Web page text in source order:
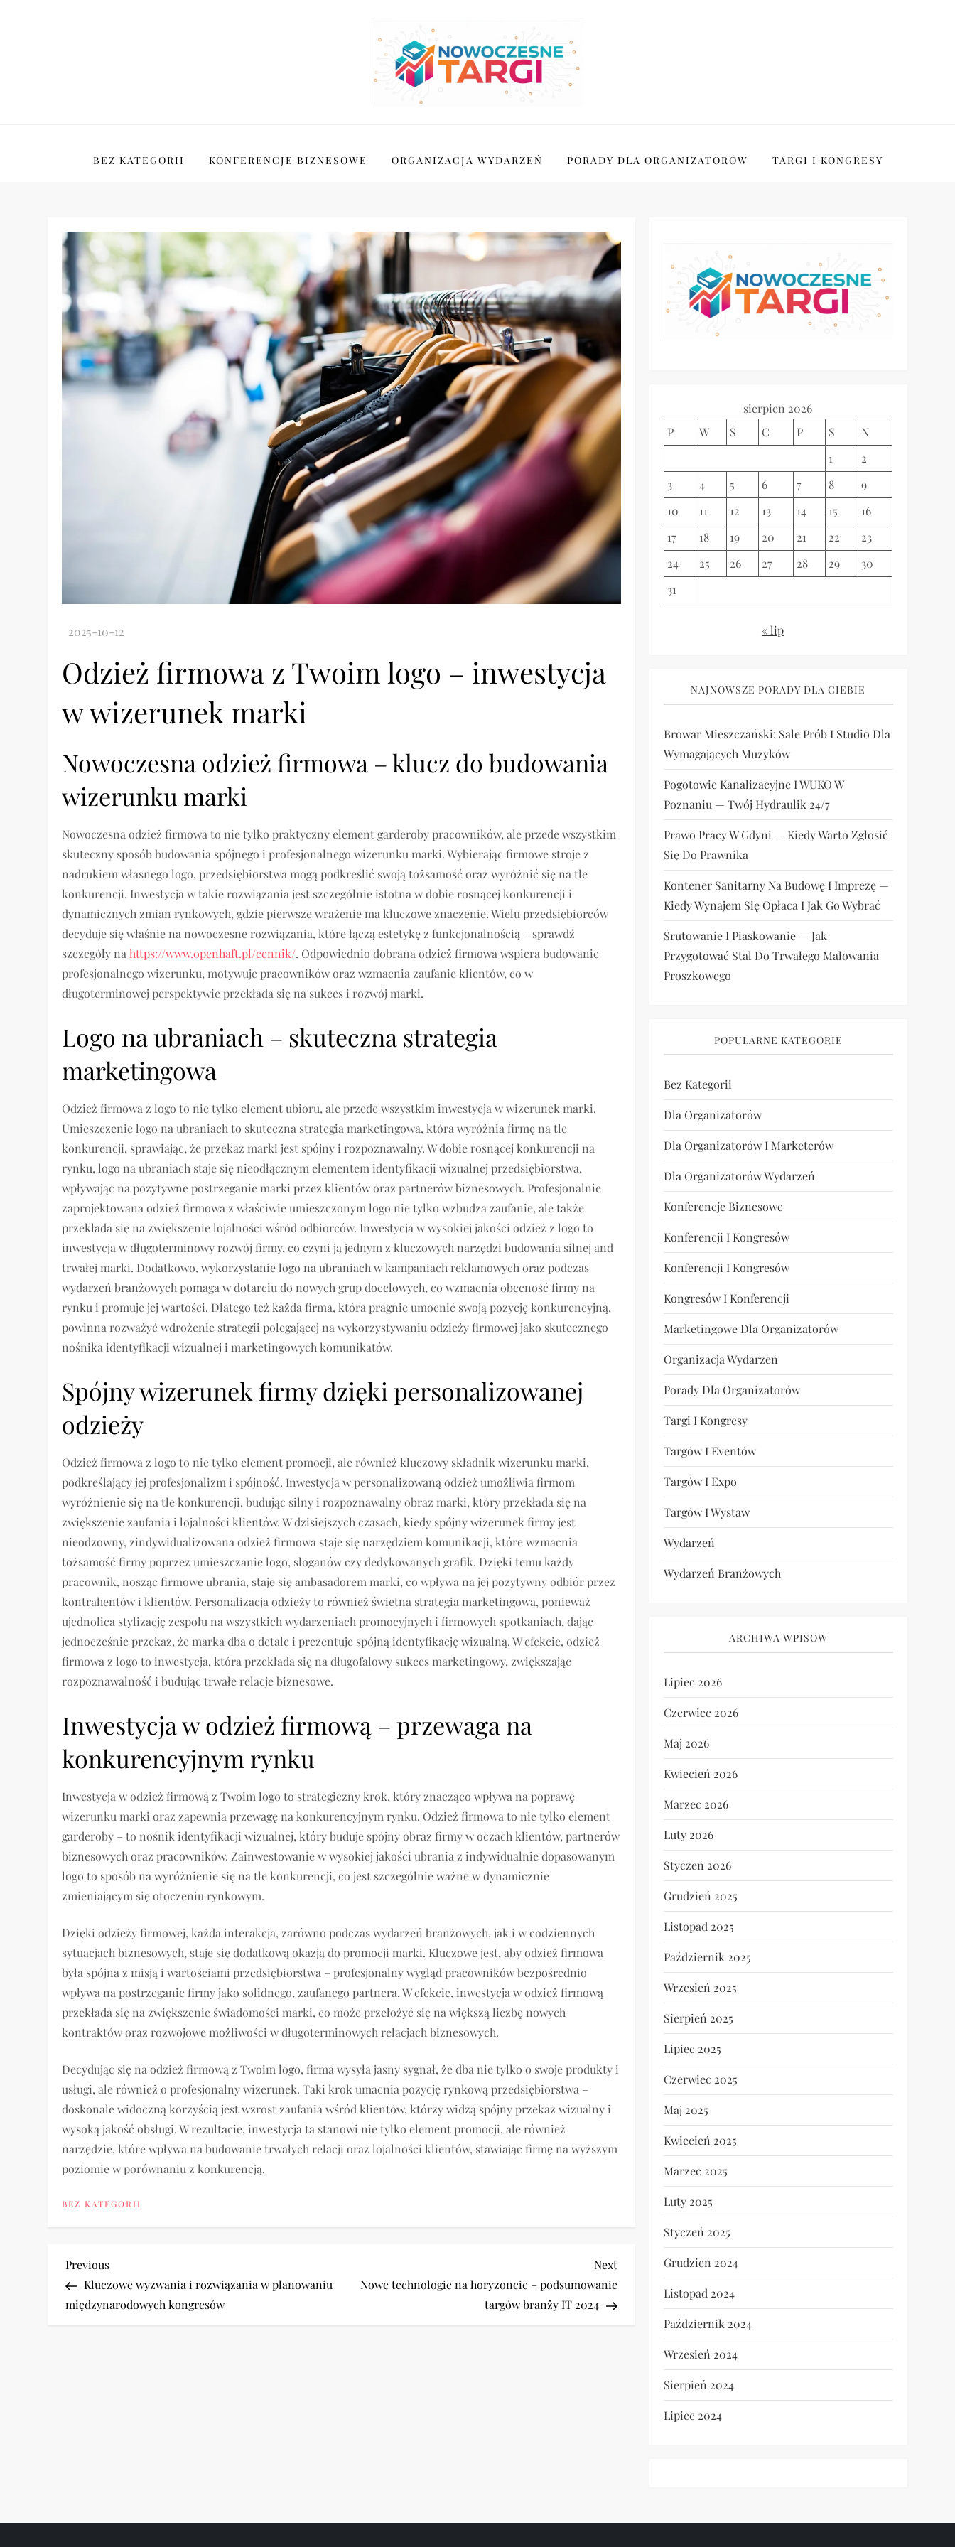
BEZ KATEGORII KONFERENCJE BIZNESOWE ORGANIZACJA WYDARZEŃ PORADY DLA ORGANIZATORÓW TARGI I KONGRESY
Odzież firmowa z Twoim logo – inwestycja
w wizerunek marki
Nowoczesna odzież firmowa – klucz do budowania
wizerunku marki
Nowoczesna odzież firmowa to nie tylko praktyczny element garderoby pracowników, ale przede wszystkim
skuteczny sposób budowania spójnego i profesjonalnego wizerunku marki. Wybierając firmowe stroje z
nadrukiem własnego logo, przedsiębiorstwa mogą podkreślić swoją tożsamość oraz wyróżnić się na tle
konkurencji. Inwestycja w takie rozwiązania jest szczególnie istotna w dobie rosnącej konkurencji i
dynamicznych zmian rynkowych, gdzie pierwsze wrażenie ma kluczowe znaczenie. Wielu przedsiębiorców
decyduje się właśnie na nowoczesne rozwiązania, które łączą estetykę z funkcjonalnością – sprawdź
szczegóły nahttps://www.openhaft.pl/cennik/. Odpowiednio dobrana odzież firmowa wspiera budowanie
profesjonalnego wizerunku, motywuje pracowników oraz wzmacnia zaufanie klientów, co w
długoterminowej perspektywie przekłada się na sukces i rozwój marki.
Logo na ubraniach – skuteczna strategia
marketingowa
Odzież firmowa z logo to nie tylko element ubioru, ale przede wszystkim inwestycja w wizerunek marki.
Umieszczenie logo na ubraniach to skuteczna strategia marketingowa, która wyróżnia firmę na tle
konkurencji, sprawiając, że przekaz marki jest spójny i rozpoznawalny. W dobie rosnącej konkurencji na
rynku, logo na ubraniach staje się nieodłącznym elementem identyfikacji wizualnej przedsiębiorstwa,
wpływając na pozytywne postrzeganie marki przez klientów oraz partnerów biznesowych. Profesjonalnie
zaprojektowana odzież firmowa z właściwie umieszczonym logo nie tylko wzbudza zaufanie, ale także
przekłada się na zwiększenie lojalności wśród odbiorców. Inwestycja w wysokiej jakości odzież z logo to
inwestycja w długoterminowy rozwój firmy, co czyni ją jednym z kluczowych narzędzi budowania silnej and
trwałej marki. Dodatkowo, wykorzystanie logo na ubraniach w kampaniach reklamowych oraz podczas
wydarzeń branżowych pomaga w dotarciu do nowych grup docelowych, co wzmacnia obecność firmy na
rynku i promuje jej wartości. Dlatego też każda firma, która pragnie umocnić swoją pozycję konkurencyjną,
powinna rozważyć wdrożenie strategii polegającej na wykorzystywaniu odzieży firmowej jako skutecznego
nośnika identyfikacji wizualnej i marketingowych komunikatów.
Spójny wizerunek firmy dzięki personalizowanej
odzieży
Odzież firmowa z logo to nie tylko element promocji, ale również kluczowy składnik wizerunku marki,
podkreślający jej profesjonalizm i spójność. Inwestycja w personalizowaną odzież umożliwia firmom
wyróżnienie się na tle konkurencji, budując silny i rozpoznawalny obraz marki, który przekłada się na
zwiększenie zaufania i lojalności klientów. W dzisiejszych czasach, kiedy spójny wizerunek firmy jest
nieodzowny, zindywidualizowana odzież firmowa staje się narzędziem komunikacji, które wzmacnia
tożsamość firmy poprzez umieszczanie logo, sloganów czy dedykowanych grafik. Dzięki temu każdy
pracownik, nosząc firmowe ubrania, staje się ambasadorem marki, co wpływa na jej pozytywny odbiór przez
kontrahentów i klientów. Personalizacja odzieży to również świetna strategia marketingowa, ponieważ
ujednolica stylizację zespołu na wszystkich wydarzeniach promocyjnych i firmowych spotkaniach, dając
jednocześnie przekaz, że marka dba o detale i prezentuje spójną identyfikację wizualną. W efekcie, odzież
firmowa z logo to inwestycja, która przekłada się na długofalowy sukces marketingowy, zwiększając
rozpoznawalność i budując trwałe relacje biznesowe.
Inwestycja w odzież firmową – przewaga na
konkurencyjnym rynku
Inwestycja w odzież firmową z Twoim logo to strategiczny krok, który znacząco wpływa na poprawę
wizerunku marki oraz zapewnia przewagę na konkurencyjnym rynku. Odzież firmowa to nie tylko element
garderoby – to nośnik identyfikacji wizualnej, który buduje spójny obraz firmy w oczach klientów, partnerów
biznesowych oraz pracowników. Zainwestowanie w wysokiej jakości ubrania z indywidualnie dopasowanym
logo to sposób na wyróżnienie się na tle konkurencji, co jest szczególnie ważne w dynamicznie
zmieniającym się otoczeniu rynkowym.
Dzięki odzieży firmowej, każda interakcja, zarówno podczas wydarzeń branżowych, jak i w codziennych
sytuacjach biznesowych, staje się dodatkową okazją do promocji marki. Kluczowe jest, aby odzież firmowa
była spójna z misją i wartościami przedsiębiorstwa – profesjonalny wygląd pracowników bezpośrednio
wpływa na postrzeganie firmy jako solidnego, zaufanego partnera. W efekcie, inwestycja w odzież firmową
przekłada się na zwiększenie świadomości marki, co może przełożyć się na większą liczbę nowych
kontraktów oraz rozwojowe możliwości w długoterminowych relacjach biznesowych.
Decydując się na odzież firmową z Twoim logo, firma wysyła jasny sygnał, że dba nie tylko o swoje produkty i
usługi, ale również o profesjonalny wizerunek. Taki krok umacnia pozycję rynkową przedsiębiorstwa –
doskonale widoczną korzyścią jest wzrost zaufania wśród klientów, którzy widzą spójny przekaz wizualny i
wysoką jakość obsługi. W rezultacie, inwestycja ta stanowi nie tylko element promocji, ale również
narzędzie, które wpływa na budowanie trwałych relacji oraz lojalności klientów, stawiając firmę na wyższym
poziomie w porównaniu z konkurencją.
BEZ KATEGORII
N
a
Previous
Post
Previous
Kluczowe wyzwania i rozwiązania w planowaniu
międzynarodowych kongresów
Next
Post
Next
Nowe technologie na horyzoncie – podsumowanie
targów branży IT 2024
sierpień 2026
P
W Ś C P S
N
1
2
3
4 5 6 7 8
9
10
11 12 13 14 15
16
17
18 19 20 21 22
23
24
25 26 27 28 29
30
31
« lip
NAJNOWSZE PORADY DLA CIEBIE
Browar Mieszczański: Sale Prób I Studio Dla
Wymagających Muzyków
Pogotowie Kanalizacyjne I WUKO W
Poznaniu — Twój Hydraulik 24/7
Prawo Pracy W Gdyni — Kiedy Warto Zgłosić
Się Do Prawnika
Kontener Sanitarny Na Budowę I Imprezę —
Kiedy Wynajem Się Opłaca I Jak Go Wybrać
Śrutowanie I Piaskowanie — Jak
Przygotować Stal Do Trwałego Malowania
Proszkowego
POPULARNE KATEGORIE
Bez Kategorii
Dla Organizatorów
Dla Organizatorów I Marketerów
Dla Organizatorów Wydarzeń
Konferencje Biznesowe
Konferencji I Kongresów
Konferencji I Kongresów
Kongresów I Konferencji
Marketingowe Dla Organizatorów
Organizacja Wydarzeń
Porady Dla Organizatorów
Targi I Kongresy
Targów I Eventów
Targów I Expo
Targów I Wystaw
Wydarzeń
Wydarzeń Branżowych
ARCHIWA WPISÓW
Lipiec 2026
Czerwiec 2026
Maj 2026
Kwiecień 2026
Marzec 2026
Luty 2026
Styczeń 2026
Grudzień 2025
Listopad 2025
Październik 2025
Wrzesień 2025
Sierpień 2025
Lipiec 2025
Czerwiec 2025
Maj 2025
Kwiecień 2025
Marzec 2025
Luty 2025
Styczeń 2025
Grudzień 2024
Listopad 2024
Październik 2024
Wrzesień 2024
Sierpień 2024
Lipiec 2024